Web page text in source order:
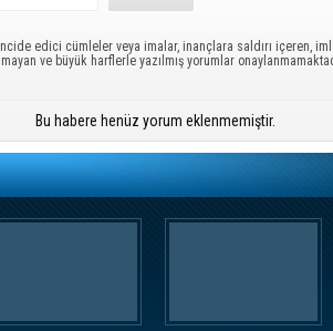
edici cümleler veya imalar, inançlara saldırı içeren,
ve büyük harflerle yazılmış yorumlar
Bu habere henüz yorum eklenmemiştir.